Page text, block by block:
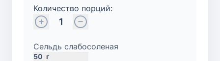
Количество порций:
1
Сельдь слабосоленая
50 г